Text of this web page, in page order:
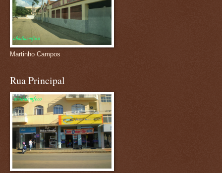
Martinho Campos
Rua Principal